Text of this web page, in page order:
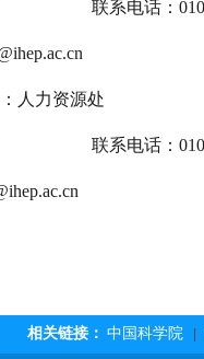
联系电话：010-
人力资源处
师 联系电话：010-
相关链接： 中国科学院